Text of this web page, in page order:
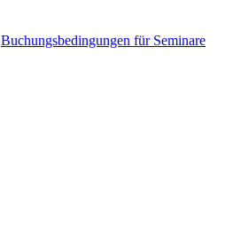
Buchungsbedingungen für Seminare